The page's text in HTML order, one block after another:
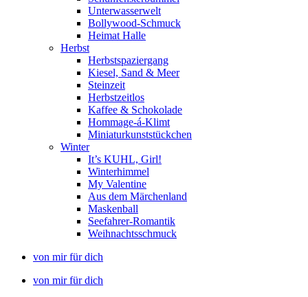
Unterwasserwelt
Bollywood-Schmuck
Heimat Halle
Herbst
Herbstspaziergang
Kiesel, Sand & Meer
Steinzeit
Herbstzeitlos
Kaffee & Schokolade
Hommage-á-Klimt
Miniaturkunststückchen
Winter
It’s KUHL, Girl!
Winterhimmel
My Valentine
Aus dem Märchenland
Maskenball
Seefahrer-Romantik
Weihnachtsschmuck
von mir für dich
von mir für dich